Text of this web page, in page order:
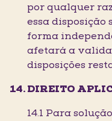
por qualquer
essa disposição
forma
afetará a
disposições
DIREITO
14.1 Para